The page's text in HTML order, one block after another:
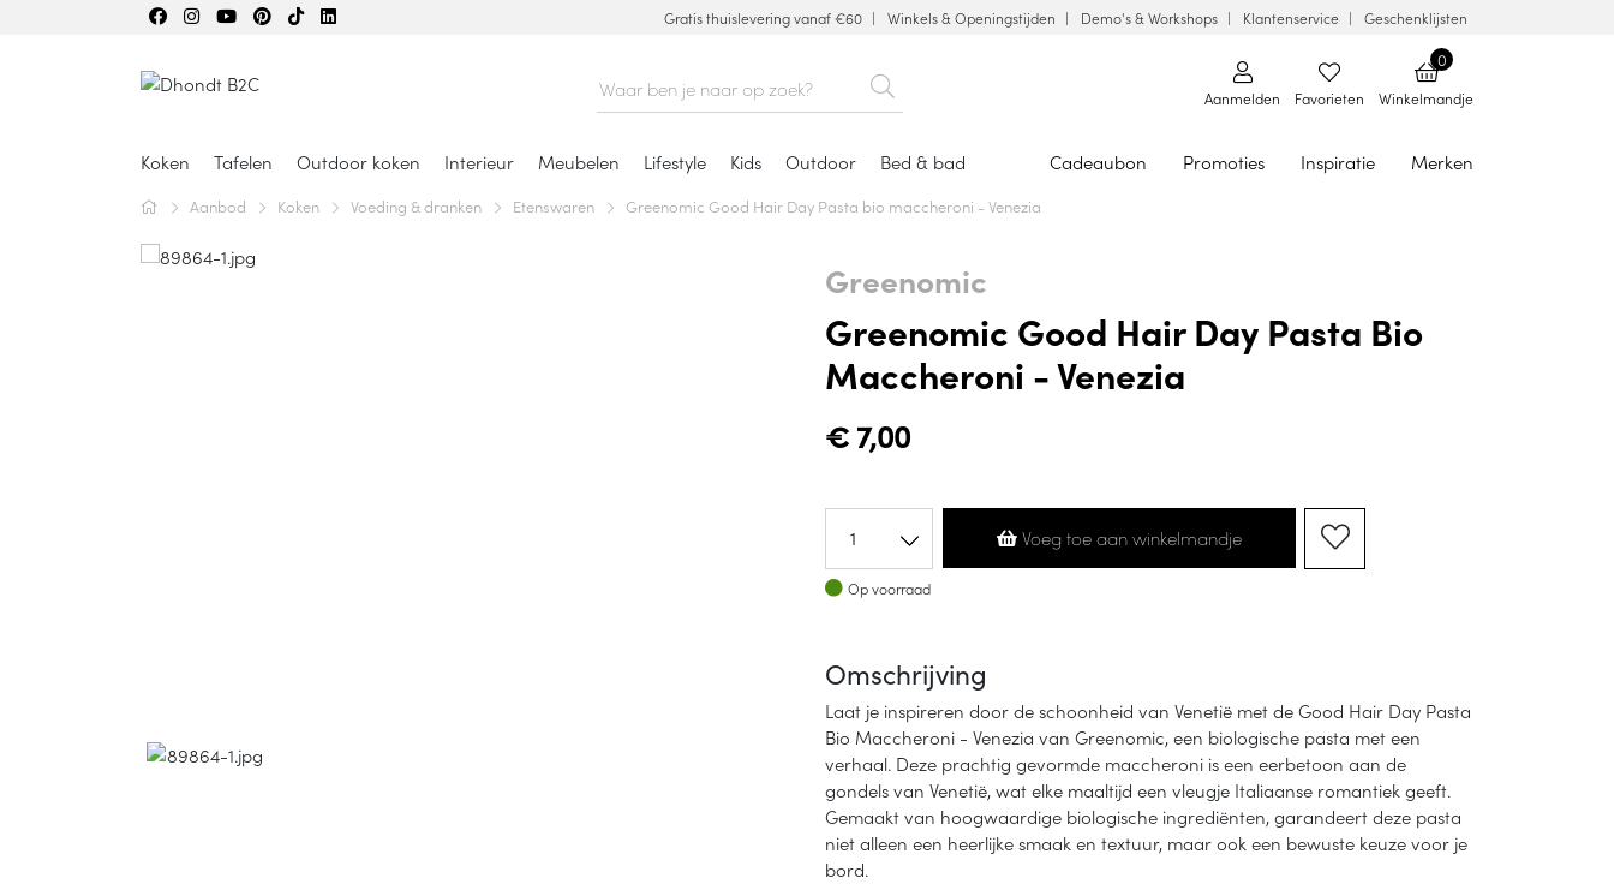
Gratis thuislevering vanaf €60 Winkels & Openingstijden Demo's & Workshops Klantenservice Geschenklijsten
Aanmelden Favorieten
0
Winkelmandje
Koken Tafelen Outdoor koken Interieur Meubelen Lifestyle Kids Outdoor Bed & bad Cadeaubon Promoties Inspiratie Merken
Aanbod Koken Voeding & dranken Etenswaren Greenomic Good Hair Day Pasta bio maccheroni - Venezia
Greenomic
Greenomic Good Hair Day Pasta Bio
Maccheroni - Venezia
€7,00
Voeg toe aan winkelmandje
Op voorraad
Op voorraad
Omschrijving
Laat je inspireren door de schoonheid van Venetië met de Good Hair Day Pasta
Bio Maccheroni - Venezia van Greenomic, een biologische pasta met een
verhaal. Deze prachtig gevormde maccheroni is een eerbetoon aan de
gondels van Venetië, wat elke maaltijd een vleugje Italiaanse romantiek geeft.
Gemaakt van hoogwaardige biologische ingrediënten, garandeert deze pasta
niet alleen een heerlijke smaak en textuur, maar ook een bewuste keuze voor je
bord.